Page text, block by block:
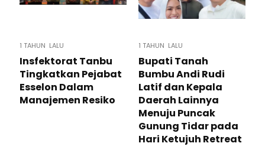
1 TAHUN LALU
Insfektorat Tanbu
Tingkatkan Pejabat
Esselon Dalam
Manajemen Resiko
1 TAHUN LALU
Bupati Tanah
Bumbu Andi Rudi
Latif dan Kepala
Daerah Lainnya
Menuju Puncak
Gunung Tidar pada
Hari Ketujuh Retreat